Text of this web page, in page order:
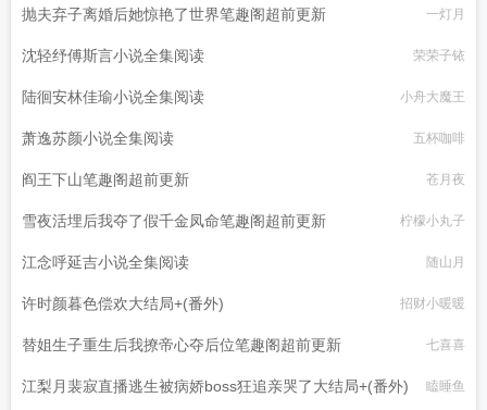
抛夫弃子离婚后她惊艳了世界笔趣阁超前更新 一灯月
沈轻纾傅斯言小说全集阅读 荣荣子铱
陆徊安林佳瑜小说全集阅读 小舟大魔王
萧逸苏颜小说全集阅读 五杯咖啡
阎王下山笔趣阁超前更新 苍月夜
雪夜活埋后我夺了假千金凤命笔趣阁超前更新 柠檬小丸子
江念呼延吉小说全集阅读 随山月
许时颜暮色偿欢大结局+(番外) 招财小暖暖
替姐生子重生后我撩帝心夺后位笔趣阁超前更新 七喜喜
江梨月裴寂直播逃生被病娇boss狂追亲哭了大结局+(番外) 瞌睡鱼